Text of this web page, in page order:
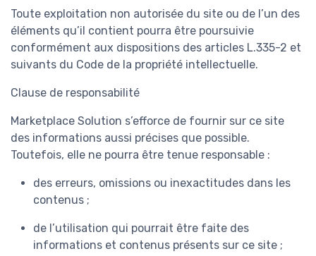
Toute exploitation non autorisée du site ou de l’un des
éléments qu’il contient pourra être poursuivie
conformément aux dispositions des articles L.335-2 et
suivants du Code de la propriété intellectuelle.
Clause de responsabilité
Marketplace Solution s’efforce de fournir sur ce site
des informations aussi précises que possible.
Toutefois, elle ne pourra être tenue responsable :
des erreurs, omissions ou inexactitudes dans les
contenus ;
de l’utilisation qui pourrait être faite des
informations et contenus présents sur ce site ;